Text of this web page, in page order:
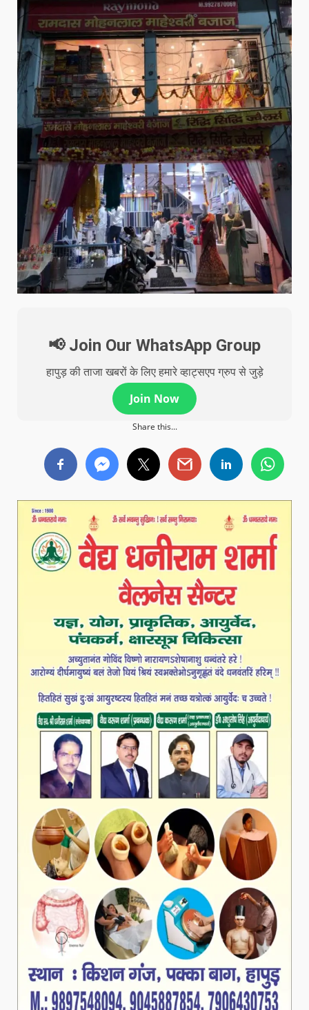
📢 Join Our WhatsApp Group
हापुड़ की ताजा खबरों के लिए हमारे व्हाट्सएप ग्रुप से जुड़े
Join Now
Share this...